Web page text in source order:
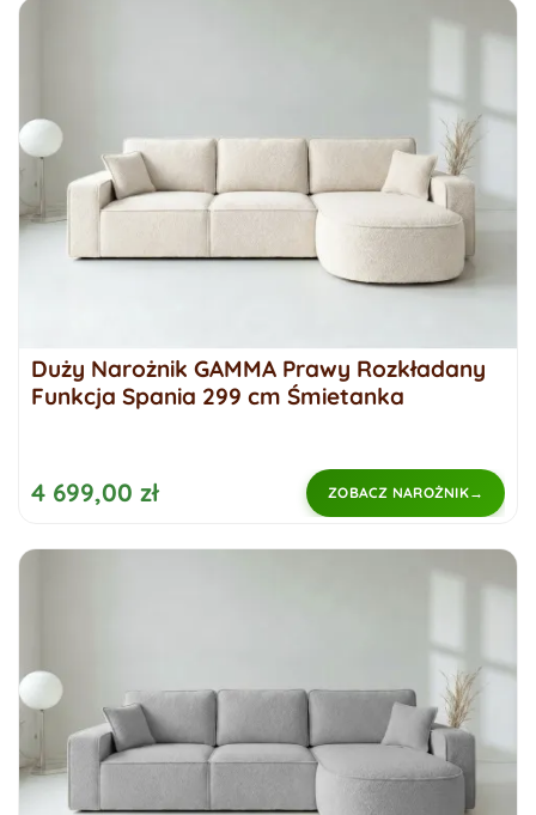
Duży Narożnik GAMMA Prawy Rozkładany
Funkcja Spania 299 cm Śmietanka
4 699,00 zł ZOBACZ NAROŻNIK